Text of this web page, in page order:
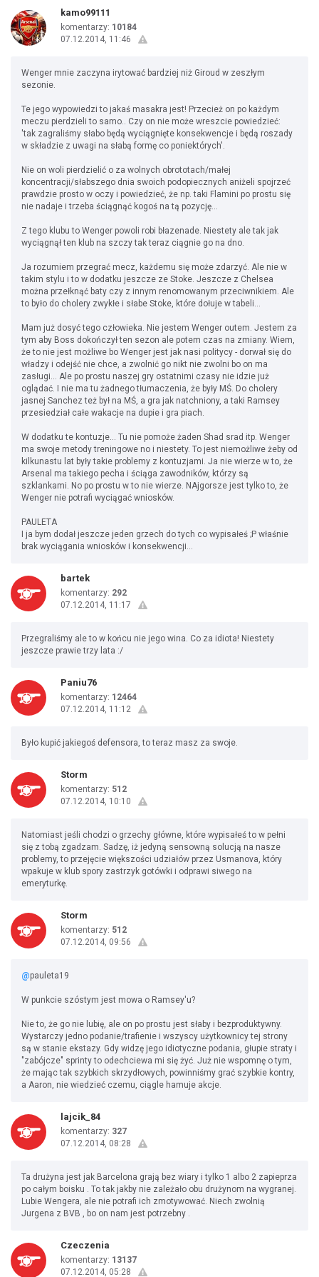
kamo99111
komentarzy: 10184
07.12.2014, 11:46
Wenger mnie zaczyna irytować bardziej niż Giroud w zeszłym
sezonie.
Te jego wypowiedzi to jakaś masakra jest! Przecież on po każdym
meczu pierdzieli to samo.. Czy on nie może wreszcie powiedzieć:
'tak zagraliśmy słabo będą wyciągnięte konsekwencje i będą roszady
w składzie z uwagi na słabą formę co poniektórych'.
Nie on woli pierdzielić o za wolnych obrototach/małej
koncentracji/słabszego dnia swoich podopiecznych aniżeli spojrzeć
prawdzie prosto w oczy i powiedzieć, że np. taki Flamini po prostu się
nie nadaje i trzeba ściągnąć kogoś na tą pozycję...
Z tego klubu to Wenger powoli robi błazenade. Niestety ale tak jak
wyciągnął ten klub na szczy tak teraz ciągnie go na dno.
Ja rozumiem przegrać mecz, każdemu się może zdarzyć. Ale nie w
takim stylu i to w dodatku jeszcze ze Stoke. Jeszcze z Chelsea
można przełknąć baty czy z innym renomowanym przeciwnikiem. Ale
to było do cholery zwykłe i słabe Stoke, które dołuje w tabeli...
Mam już dosyć tego człowieka. Nie jestem Wenger outem. Jestem za
tym aby Boss dokończył ten sezon ale potem czas na zmiany. Wiem,
że to nie jest możliwe bo Wenger jest jak nasi politycy - dorwał się do
władzy i odejść nie chce, a zwolnić go nikt nie zwolni bo on ma
zasługi... Ale po prostu naszej gry ostatnimi czasy nie idzie już
oglądać. I nie ma tu żadnego tłumaczenia, że były MŚ. Do cholery
jasnej Sanchez też był na MŚ, a gra jak natchniony, a taki Ramsey
przesiedział całe wakacje na dupie i gra piach.
W dodatku te kontuzje... Tu nie pomoże żaden Shad srad itp. Wenger
ma swoje metody treningowe no i niestety. To jest niemożliwe żeby od
kilkunastu lat były takie problemy z kontuzjami. Ja nie wierze w to, że
Arsenal ma takiego pecha i ściąga zawodników, którzy są
szklankami. No po prostu w to nie wierze. NAjgorsze jest tylko to, że
Wenger nie potrafi wyciągać wniosków.
PAULETA
I ja bym dodał jeszcze jeden grzech do tych co wypisałeś ;P właśnie
brak wyciągania wniosków i konsekwencji...
bartek
komentarzy: 292
07.12.2014, 11:17
Przegraliśmy ale to w końcu nie jego wina. Co za idiota! Niestety
jeszcze prawie trzy lata :/
Paniu76
komentarzy: 12464
07.12.2014, 11:12
Było kupić jakiegoś defensora, to teraz masz za swoje.
Storm
komentarzy: 512
07.12.2014, 10:10
Natomiast jeśli chodzi o grzechy główne, które wypisałeś to w pełni
się z tobą zgadzam. Sadzę, iż jedyną sensowną solucją na nasze
problemy, to przejęcie większości udziałów przez Usmanova, który
wpakuje w klub spory zastrzyk gotówki i odprawi siwego na
emeryturkę.
Storm
komentarzy: 512
07.12.2014, 09:56
@pauleta19
W punkcie szóstym jest mowa o Ramsey'u?
Nie to, że go nie lubię, ale on po prostu jest słaby i bezproduktywny.
Wystarczy jedno podanie/trafienie i wszyscy użytkownicy tej strony
są w stanie ekstazy. Gdy widzę jego idiotyczne podania, głupie straty i
"zabójcze" sprinty to odechciewa mi się żyć. Już nie wspomnę o tym,
że mając tak szybkich skrzydłowych, powinniśmy grać szybkie kontry,
a Aaron, nie wiedzieć czemu, ciągle hamuje akcje.
lajcik_84
komentarzy: 327
07.12.2014, 08:28
Ta drużyna jest jak Barcelona grają bez wiary i tylko 1 albo 2 zapieprza
po całym boisku . To tak jakby nie zależało obu drużynom na wygranej.
Lubie Wengera, ale nie potrafi ich zmotywować. Niech zwolnią
Jurgena z BVB , bo on nam jest potrzebny .
Czeczenia
komentarzy: 13137
07.12.2014, 05:28